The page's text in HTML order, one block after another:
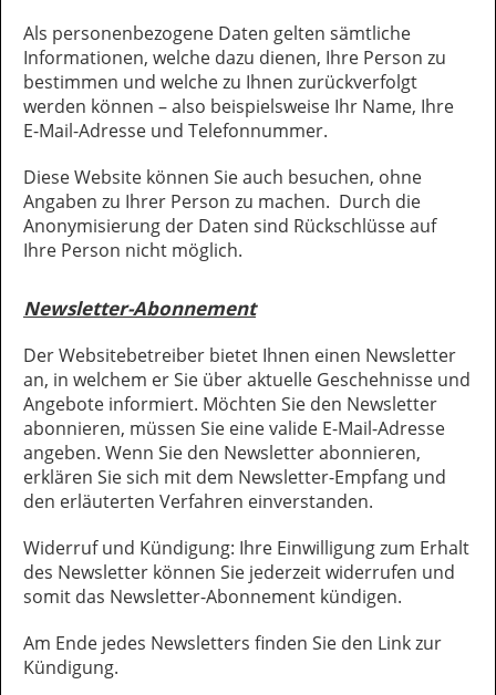
Als personenbezogene Daten gelten sämtliche
Informationen, welche dazu dienen, Ihre Person zu
bestimmen und welche zu Ihnen zurückverfolgt
werden können – also beispielsweise Ihr Name, Ihre
E-Mail-Adresse und Telefonnummer.
Diese Website können Sie auch besuchen, ohne
Angaben zu Ihrer Person zu machen. Durch die
Anonymisierung der Daten sind Rückschlüsse auf
Ihre Person nicht möglich.
Newsletter-Abonnement
Der Websitebetreiber bietet Ihnen einen Newsletter
an, in welchem er Sie über aktuelle Geschehnisse und
Angebote informiert. Möchten Sie den Newsletter
abonnieren, müssen Sie eine valide E-Mail-Adresse
angeben. Wenn Sie den Newsletter abonnieren,
erklären Sie sich mit dem Newsletter-Empfang und
den erläuterten Verfahren einverstanden.
Widerruf und Kündigung: Ihre Einwilligung zum Erhalt
des Newsletter können Sie jederzeit widerrufen und
somit das Newsletter-Abonnement kündigen.
Am Ende jedes Newsletters finden Sie den Link zur
Kündigung.